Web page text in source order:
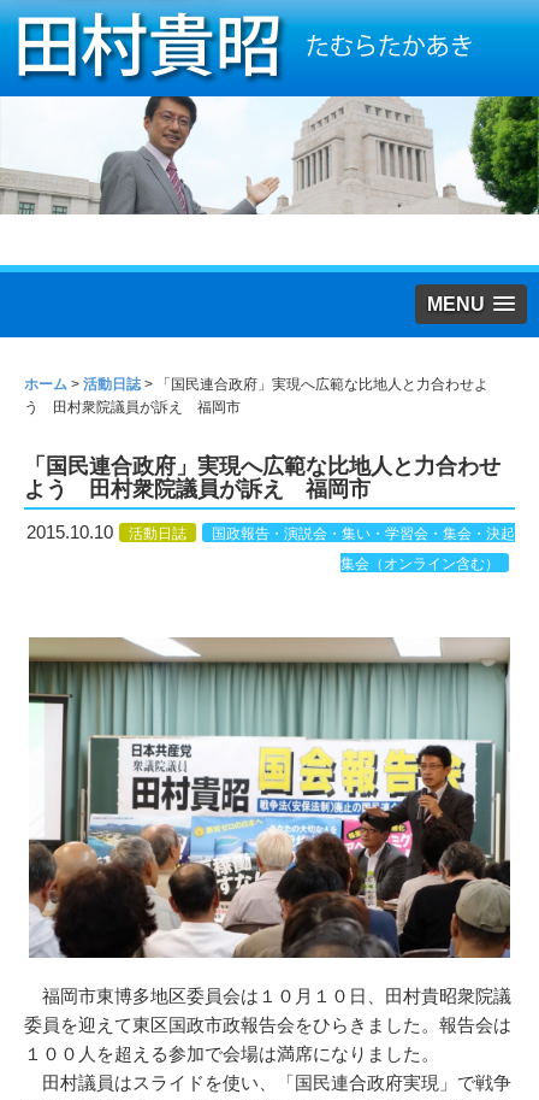
MENU
ホーム > 活動日誌>
「国民連合政府」実現へ広範な比地人と力合わせよ
う 田村衆院議員が訴え 福岡市
「国民連合政府」実現へ広範な比地人と力合わせ
よう 田村衆院議員が訴え 福岡市
2015.10.10 活動日誌
国政報告・演説会・集い・学習会・集会・決起
集会（オンライン含む）
福岡市東博多地区委員会は１０月１０日、田村貴昭衆院議
委員を迎えて東区国政市政報告会をひらきました。報告会は
１００人を超える参加で会場は満席になりました。
田村議員はスライドを使い、「国民連合政府実現」で戦争